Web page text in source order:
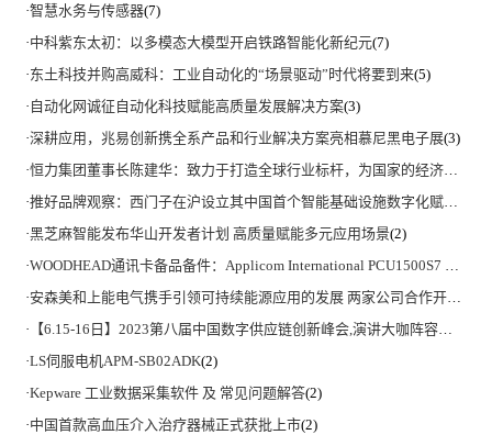
·智慧水务与传感器(7)
·中科紫东太初：以多模态大模型开启铁路智能化新纪元(7)
·东土科技并购高威科：工业自动化的“场景驱动”时代将要到来(5)
· 自动化网诚征自动化科技赋能高质量发展解决方案(3)
·深耕应用，兆易创新携全系产品和行业解决方案亮相慕尼黑电子展(3)
·恒力集团董事长陈建华：致力于打造全球行业标杆，为国家的经济高质量发展贡献更大力量|上海电气集团党委书记、董事长吴磊来访
·推好品牌观察：西门子在沪设立其中国首个智能基础设施数字化赋能中心
·黑芝麻智能发布华山开发者计划 高质量赋能多元应用场景(2)
·WOODHEAD通讯卡备品备件：Applicom International PCU1500S7 PCU 1500 S7 V4.5.0
·安森美和上能电气携手引领可持续能源应用的发展 两家公司合作开发高性能储能和太阳能组串式逆变器方案 以实现可持续的未来
· 【6.15-16日】2023第八届中国数字供应链创新峰会,演讲大咖阵容官宣
·LS伺服电机APM-SB02ADK(2)
·Kepware 工业数据采集软件 及 常见问题解答(2)
·中国首款高血压介入治疗器械正式获批上市(2)